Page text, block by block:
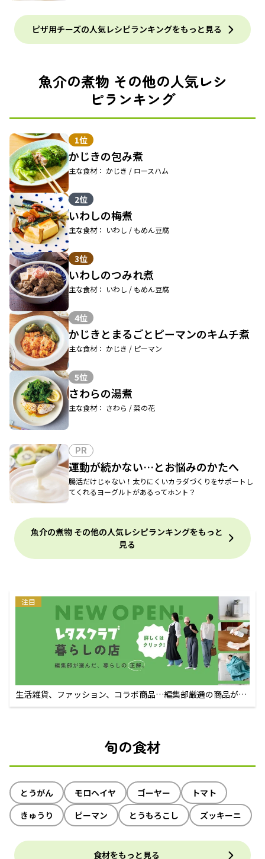
ピザ用チーズの人気レシピランキングをもっと見る
魚介の煮物 その他の人気レシ
ピランキング
1位
かじきの包み煮
主な食材： かじき / ロースハム
2位
いわしの梅煮
主な食材： いわし / もめん豆腐
3位
いわしのつみれ煮
主な食材： いわし / もめん豆腐
4位
かじきとまるごとピーマンのキムチ煮
主な食材： かじき / ピーマン
5位
さわらの湯煮
主な食材： さわら / 菜の花
PR
運動が続かない…とお悩みのかたへ
腸活だけじゃない！太りにくいカラダづくりをサポートし
てくれるヨーグルトがあるってホント？
魚介の煮物 その他の人気レシピランキングをもっと
見る
注目
生活雑貨、ファッション、コラボ商品…編集部厳選の商品が買
えるECサイト
旬の食材
とうがん モロヘイヤ ゴーヤー
トマト
きゅうり
ピーマン とうもろこし ズッキーニ
食材をもっと見る